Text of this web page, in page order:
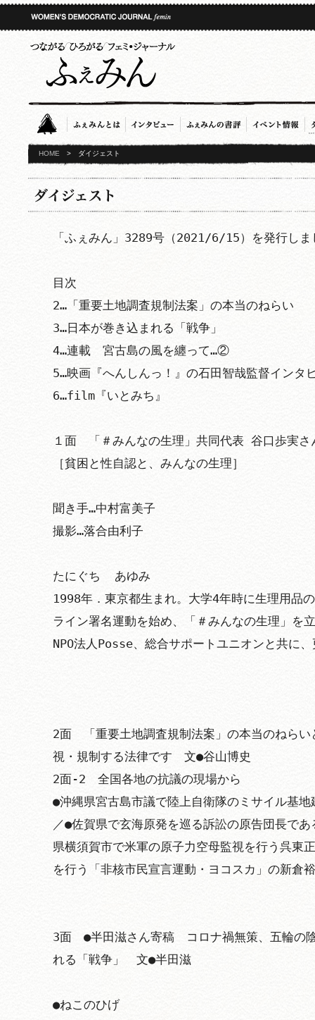
HOME > ダイジェスト
「ふぇみん」3289号（2021/6/15）を発行しま
目次
2…「重要土地調査規制法案」の本当のねらい
3…日本が巻き込まれる「戦争」
4…連載　宮古島の風を纏って…②
5…映画『へんしんっ！』の石田智哉監督インタ
6…film『いとみち』
１面　「＃みんなの生理」共同代表 谷口歩
［貧困と性自認と、みんなの生理］
聞き手…中村富美子
撮影…落合由利子
たにぐち  あゆみ
1998年．東京都生まれ。大学4年時に生理用品
ライン署名運動を始め、「＃みんなの生理」を
NPO法人Posse、総合サポートユニオンと共に
2面　「重要土地調査規制法案」の本当のねら
視・規制する法律です　文●谷山博史
2面-2　全国各地の抗議の現場から
●沖縄県宮古島市議で陸上自衛隊のミサイル基
／●佐賀県で玄海原発を巡る訴訟の原告団長で
県横須賀市で米軍の原子力空母監視を行う呉東
を行う「非核市民宣言運動・ヨコスカ」の新倉
3面　●半田滋さん寄稿　コロナ禍無策、五輪の
れる「戦争」　文●半田滋
●ねこのひげ